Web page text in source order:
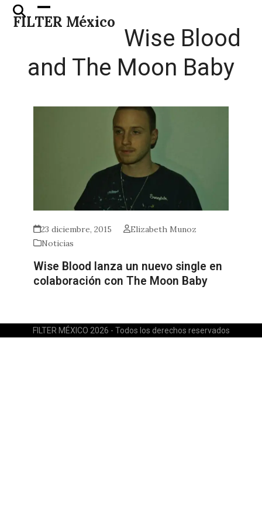
Skip
FILTER México
Open
mobile
Close
mobile
Wise Blood
and The Moon Baby
23 diciembre, 2015
Elizabeth Munoz
Noticias
Wise Blood lanza un nuevo single en
colaboración con The Moon Baby
FILTER MÉXICO 2026 - Todos los derechos reservados